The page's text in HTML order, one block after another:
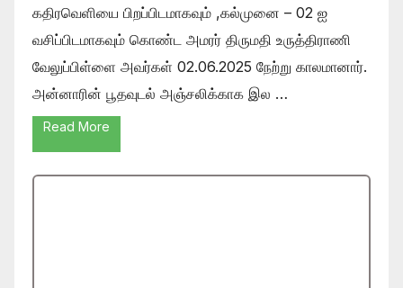
கதிரவெளியை பிறப்பிடமாகவும் ,கல்முனை – 02 ஐ
வசிப்பிடமாகவும் கொண்ட அமரர் திருமதி உருத்திராணி
வேலுப்பிள்ளை அவர்கள் 02.06.2025 நேற்று காலமானார்.
அன்னாரின் பூதவுடல் அஞ்சலிக்காக இல …
Read More